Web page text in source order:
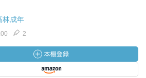
林成年
2